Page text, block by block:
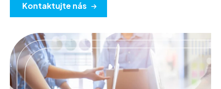
Kontaktujte nás